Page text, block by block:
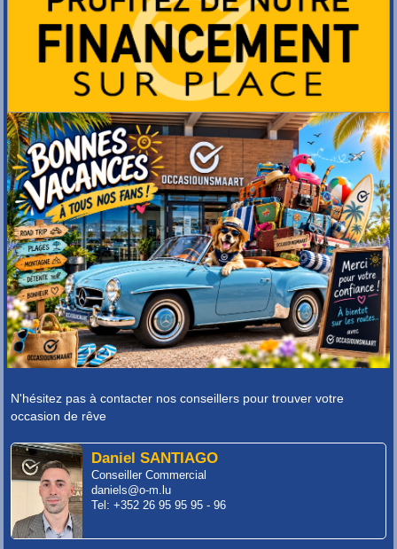
N'hésitez pas à contacter nos conseillers pour trouver votre
occasion de rêve
Daniel SANTIAGO
Conseiller Commercial
daniels@o-m.lu
Tel: +352 26 95 95 95 - 96